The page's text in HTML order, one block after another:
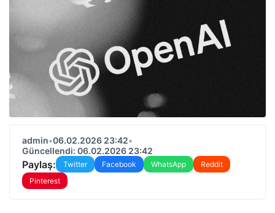
admin•06.02.2026 23:42•
Güncellendi: 06.02.2026 23:42
Paylaş: Twitter Facebook WhatsApp
Reddit
Pinterest